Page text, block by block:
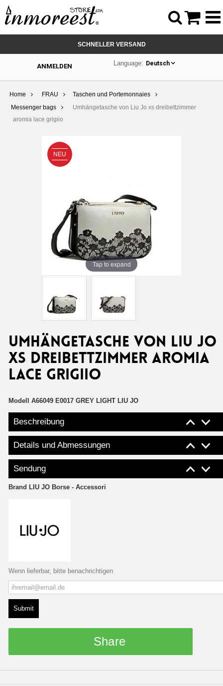
SCHNELLER VERSAND
ANMELDEN Language: Deutsch
Home FRAU
Taschen und Portemonnaies
Messenger bags
Umhängetasche von Liu Jo xs dreibettzimmer
aromia lace grigiio
NEU
Tap to expand
Umhängetasche von Liu Jo
xs dreibettzimmer aromia
lace grigiio
Modell A66049 E0017 GREY LIGHT LIU JO
Beschreibung
Details und Abmessungen
Sendung
Brand LIU JO Borse - Accessori
Wenn lieferbar, bitte benachrichtigen
Submit
Share
 